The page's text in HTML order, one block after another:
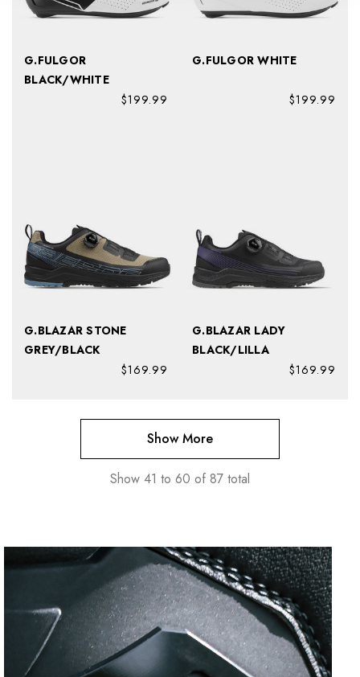
G.FULGOR
BLACK/WHITE
$199.99
G.FULGOR WHITE
$199.99
G.BLAZAR STONE
GREY/BLACK
$169.99
G.BLAZAR LADY
BLACK/LILLA
$169.99
Show More
Show 41 to 60 of 87 total